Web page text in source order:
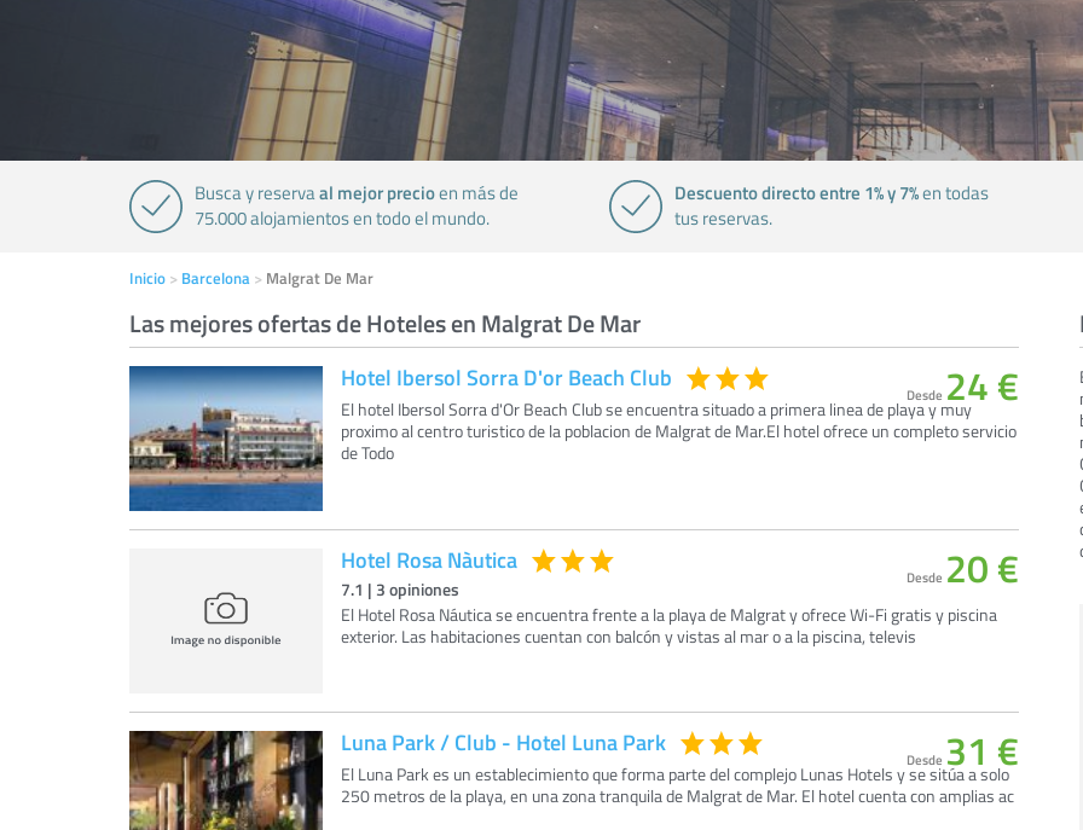
Busca y reservaal mejor precioen más de
75.000 alojamientos en todo el mundo.
Descuento directo entre 1% y 7%en todas
tus reservas.
Inicio Barcelona Malgrat De Mar
Las mejores ofertas de Hoteles en Malgrat De Mar
Hotel Ibersol Sorra D'or Beach Club
El hotel Ibersol Sorra d'Or Beach Club se encuentra situado a primera linea de playa y muy
proximo al centro turistico de la poblacion de Malgrat de Mar.El hotel ofrece un completo servicio
de Todo
Desde 24 €
Hotel Rosa Nàutica
7.1 | 3 opiniones
El Hotel Rosa Náutica se encuentra frente a la playa de Malgrat y ofrece Wi-Fi gratis y piscina
exterior. Las habitaciones cuentan con balcón y vistas al mar o a la piscina, televis
Desde 20 €
Luna Park / Club - Hotel Luna Park
El Luna Park es un establecimiento que forma parte del complejo Lunas Hotels y se sitúa a solo
250 metros de la playa, en una zona tranquila de Malgrat de Mar. El hotel cuenta con amplias ac
Desde 31 €